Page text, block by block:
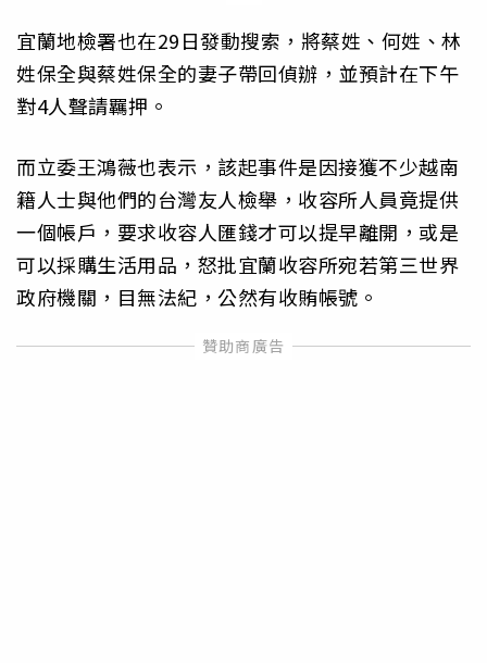
宜蘭地檢署也在29日發動搜索，將蔡姓、何姓、林
姓保全與蔡姓保全的妻子帶回偵辦，並預計在下午
對4人聲請羈押。
而立委王鴻薇也表示，該起事件是因接獲不少越南
籍人士與他們的台灣友人檢舉，收容所人員竟提供
一個帳戶，要求收容人匯錢才可以提早離開，或是
可以採購生活用品，怒批宜蘭收容所宛若第三世界
政府機關，目無法紀，公然有收賄帳號。